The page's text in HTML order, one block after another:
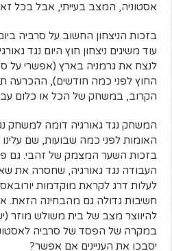
אסטוניה, המצב בעייתי, אבל בכל
בזכות הניצחון החשוב על סרביה
עוד משיגים ניצחון חוץ היום נגד
לנצח את גרמניה בארץ (אפשרי על
החוץ לפני כמה חודשים), ההכרעה
הקרוב,במשחק של הכל או כלום
המשחק נגד גאורגיה דומה למשחק
האומות לפני כמה שבועות, שם עלינו
בזכות השער המצמק של זהבי. גם
העבודה נגד גאורגיה, שחסרה את
לעלות דרג לקראת מוקדמות
חשיבות גדולה גם מהבחינה הזאת.
להיווצר מצב של בית משולש מוזר (
במקרה של הפסד של סרביה
יסבכו את העניינים אם אפשר?